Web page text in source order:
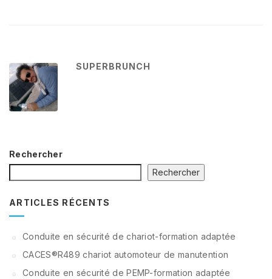
SUPERBRUNCH
Rechercher
Rechercher
ARTICLES RÉCENTS
Conduite en sécurité de chariot-formation adaptée
CACES®R489 chariot automoteur de manutention
Conduite en sécurité de PEMP-formation adaptée